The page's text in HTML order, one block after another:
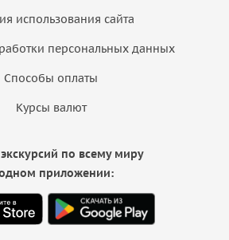
использования сайта
персональных данных
Способы оплаты
Курсы валют
по всему миру
приложении: